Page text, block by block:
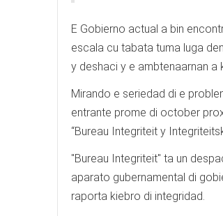
E Gobierno actual a bin
escala cu tabata tuma luga
y deshaci y e ambtenaarnan a
Mirando e seriedad di e
entrante prome di october
“Bureau Integriteit y
"Bureau Integriteit" ta un
aparato gubernamental di
raporta kiebro di integridad.